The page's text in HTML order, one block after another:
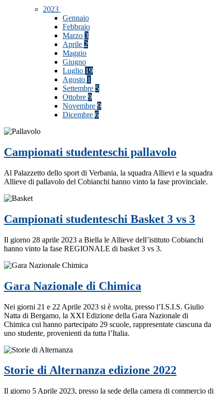
2023
Gennaio
Febbraio
Marzo 3
Aprile 2
Maggio
Giugno
Luglio 19
Agosto 1
Settembre 5
Ottobre 9
Novembre 9
Dicembre 6
Campionati studenteschi pallavolo
Al Palazzetto dello sport di Verbania, la squadra Allievi e la squadra
Allieve di pallavolo del Cobianchi hanno vinto la fase provinciale.
Campionati studenteschi Basket 3 vs 3
Il giorno 28 aprile 2023 a Biella le Allieve dell’istituto Cobianchi
hanno vinto la fase REGIONALE di basket 3 vs 3.
Gara Nazionale di Chimica
Nei giorni 21 e 22 Aprile 2023 si è svolta, presso l’I.S.I.S. Giulio
Natta di Bergamo, la XXI Edizione della Gara Nazionale di
Chimica cui hanno partecipato 29 scuole, rappresentate ciascuna da
uno studente, provenienti da tutta l’Italia.
Storie di Alternanza edizione 2022
Il giorno 5 Aprile 2023, presso la sede della camera di commercio di